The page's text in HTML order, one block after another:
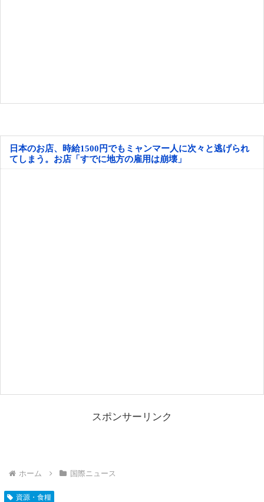
日本のお店、時給1500円でもミャンマー人に次々と逃げられ
てしまう。お店「すでに地方の雇用は崩壊」
スポンサーリンク
ホーム 国際ニュース
資源・食糧